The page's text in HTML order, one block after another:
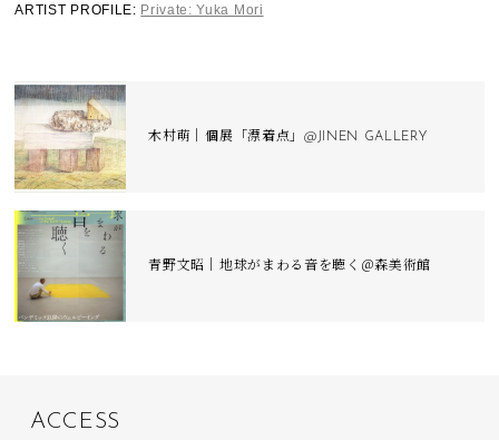
ARTIST PROFILE: Private: Yuka Mori
木村萌｜個展「漂着点」@JINEN GALLERY
青野文昭｜地球がまわる音を聴く＠森美術館
ACC ESS